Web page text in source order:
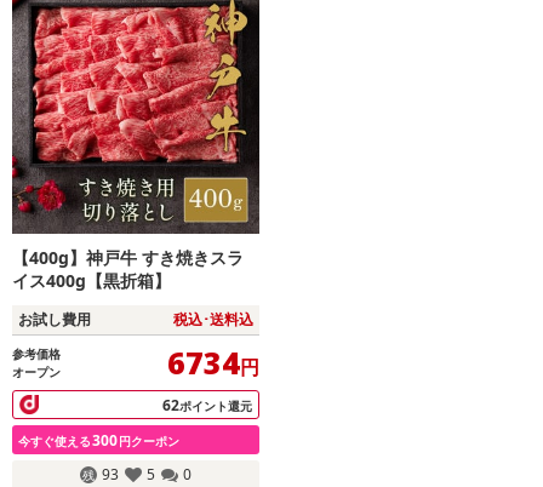
【400g】神戸牛 すき焼きスラ
イス400g【黒折箱】
お試し費用 税込･送料込
参考価格
オープン
6734円
62ポイント還元
今すぐ使える300円クーポン
93 5 0